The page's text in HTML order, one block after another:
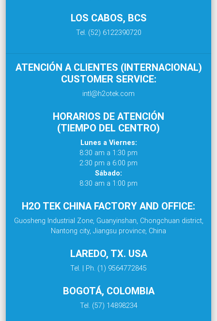
LOS CABOS, BCS
Tel. (52) 6122390720
ATENCIÓN A CLIENTES (INTERNACIONAL)
CUSTOMER SERVICE:
intl@h2otek.com
HORARIOS DE ATENCIÓN
(TIEMPO DEL CENTRO)
Lunes a Viernes:
8:30 am a 1:30 pm
2:30 pm a 6:00 pm
Sábado:
8:30 am a 1:00 pm
H2O TEK CHINA FACTORY AND OFFICE:
Guosheng Industrial Zone, Guanyinshan, Chongchuan district,
Nantong city, Jiangsu province, China
LAREDO, TX. USA
Tel. | Ph. (1) 9564772845
BOGOTÁ, COLOMBIA
Tel. (57) 14898234